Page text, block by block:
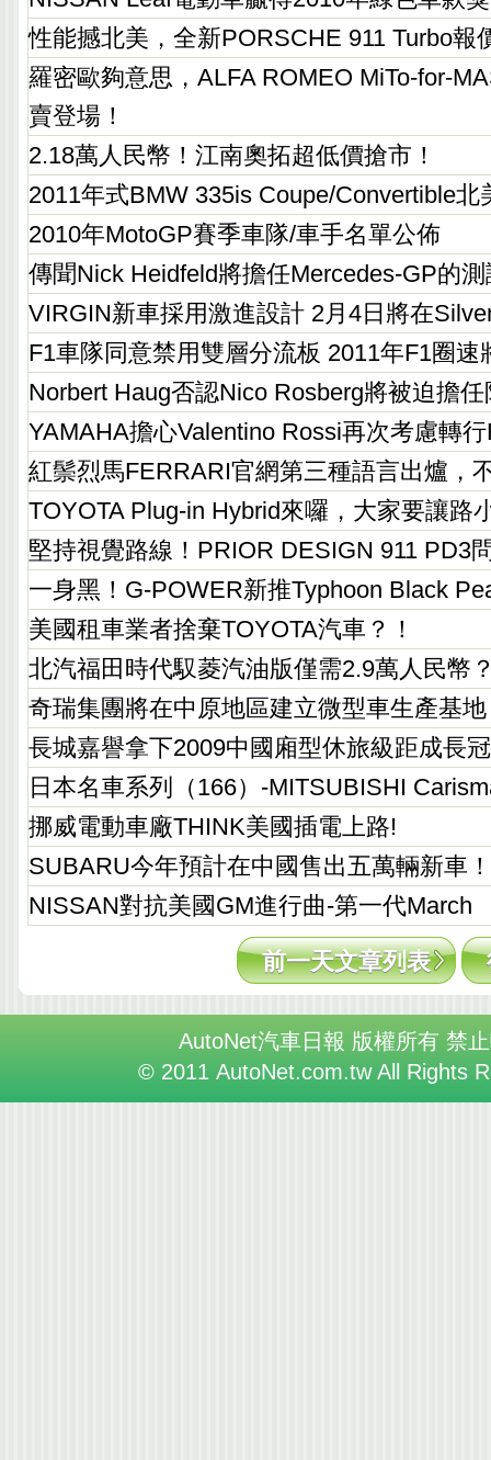
性能撼北美，全新PORSCHE 911 Turbo報
羅密歐夠意思，ALFA ROMEO MiTo-for-
賣登場！
2.18萬人民幣！江南奧拓超低價搶市！
2011年式BMW 335is Coupe/Convertible北
2010年MotoGP賽季車隊/車手名單公佈
傳聞Nick Heidfeld將擔任Mercedes-GP的
VIRGIN新車採用激進設計 2月4日將在
F1車隊同意禁用雙層分流板 2011年F1圈速
Norbert Haug否認Nico Rosberg將被迫擔
YAMAHA擔心Valentino Rossi再次考慮轉行
紅鬃烈馬FERRARI官網第三種語言出爐，
TOYOTA Plug-in Hybrid來囉，大家要讓路
堅持視覺路線！PRIOR DESIGN 911 PD3
一身黑！G-POWER新推Typhoon Black
美國租車業者捨棄TOYOTA汽車？！
北汽福田時代馭菱汽油版僅需2.9萬人民幣
奇瑞集團將在中原地區建立微型車生產基
長城嘉譽拿下2009中國廂型休旅級距成長
日本名車系列（166）-MITSUBISHI
挪威電動車廠THINK美國插電上路!
SUBARU今年預計在中國售出五萬輛新車！
NISSAN對抗美國GM進行曲-第一代March
前一天文章列表
AutoNet汽車日報 版權所有 禁
© 2011 AutoNet.com.tw All Rights